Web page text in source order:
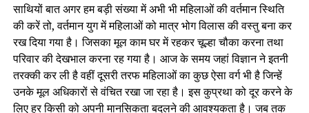
साथियों बात अगर हम बड़ी संख्या में अभी भी महिलाओं की वर्तमान स्थिति
की करें तो, वर्तमान युग में महिलाओं को मात्र भोग विलास की वस्तु बना कर
रख दिया गया है। जिसका मूल काम घर में रहकर चूल्हा चौका करना तथा
परिवार की देखभाल करना रह गया है। आज के समय जहां विज्ञान ने इतनी
तरक्की कर ली है वहीं दूसरी तरफ महिलाओं का कुछ ऐसा वर्ग भी है जिन्हें
उनके मूल अधिकारों से वंचित रखा जा रहा है। इस कुप्रथा को दूर करने के
लिए हर किसी को अपनी मानसिकता बदलने की आवश्यकता है। जब तक